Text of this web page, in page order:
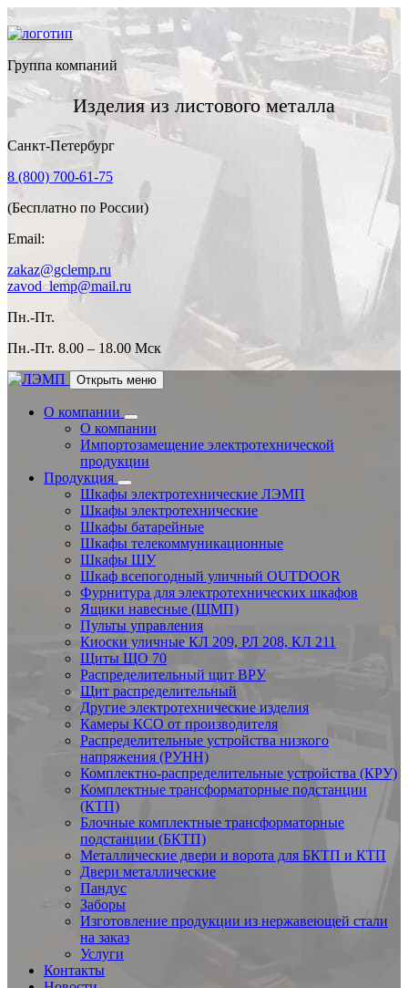
Группа компаний
Изделия из листового металла
Санкт-Петербург
8 (800) 700-61-75
(Бесплатно по России)
Email:
zakaz@gclemp.ru
zavod_lemp@mail.ru
Пн.-Пт.
Пн.-Пт. 8.00 – 18.00 Мск
Открыть меню
О компании
О компании
Импортозамещение электротехнической
продукции
Продукция
Шкафы электротехнические ЛЭМП
Шкафы электротехнические
Шкафы батарейные
Шкафы телекоммуникационные
Шкафы ШУ
Шкаф всепогодный уличный OUTDOOR
Фурнитура для электротехнических шкафов
Ящики навесные (ЩМП)
Пульты управления
Киоски уличные КЛ 209, РЛ 208, КЛ 211
Щиты ЩО 70
Распределительный щит ВРУ
Щит распределительный
Другие электротехнические изделия
Камеры КСО от производителя
Распределительные устройства низкого
напряжения (РУНН)
Комплектно-распределительные устройства (КРУ)
Комплектные трансформаторные подстанции
(КТП)
Блочные комплектные трансформаторные
подстанции (БКТП)
Металлические двери и ворота для БКТП и КТП
Двери металлические
Пандус
Заборы
Изготовление продукции из нержавеющей стали
на заказ
Услуги
Контакты